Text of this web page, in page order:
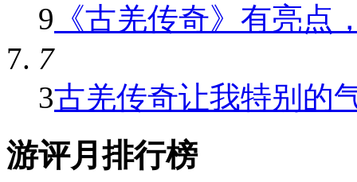
9 《古羌传奇》有亮点
7
3古羌传奇让我特别的
游评月排行榜